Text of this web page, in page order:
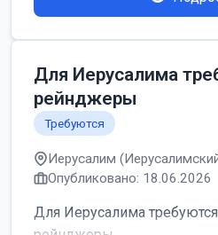
Для Иерусалима
рейнджеры
Требуются
Иерусалим
Опубликовано: 18.06.2026
Для Иерусалима